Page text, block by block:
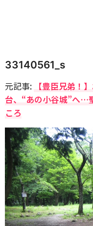
33140561_s
元記事: 【豊臣兄弟！
台、“あの小谷城”へ…
ころ